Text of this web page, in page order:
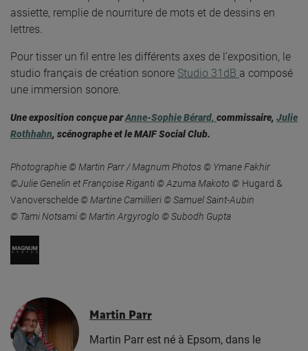
assiette, remplie de nourriture de mots et de dessins en
lettres.
Pour tisser un fil entre les différents axes de l’exposition, le
studio français de création sonore Studio 31dB a composé
une immersion sonore.
Une exposition conçue parAnne-Sophie Bérard, commissaire, Julie
Rothhahn, scénographe et le MAIF Social Club.
Photographie © Martin Parr / Magnum Photos © YmaneFakhir
©Julie Genelin et Françoise Riganti ©AzumaMakoto © Hugard &
Vanoverschelde © Martine Camillieri © Samuel Saint-Aubin
© TamiNotsami © Martin Argyroglo ©Subodh Gupta
Martin Parr
Martin Parr est né à Epsom, dans le